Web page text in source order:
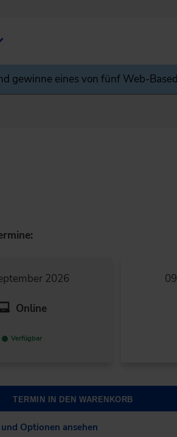
gewinne eines von fünf Web-
2026
Online
Verfügbar
TERMIN IN DEN WARENKORB
Optionen ansehen